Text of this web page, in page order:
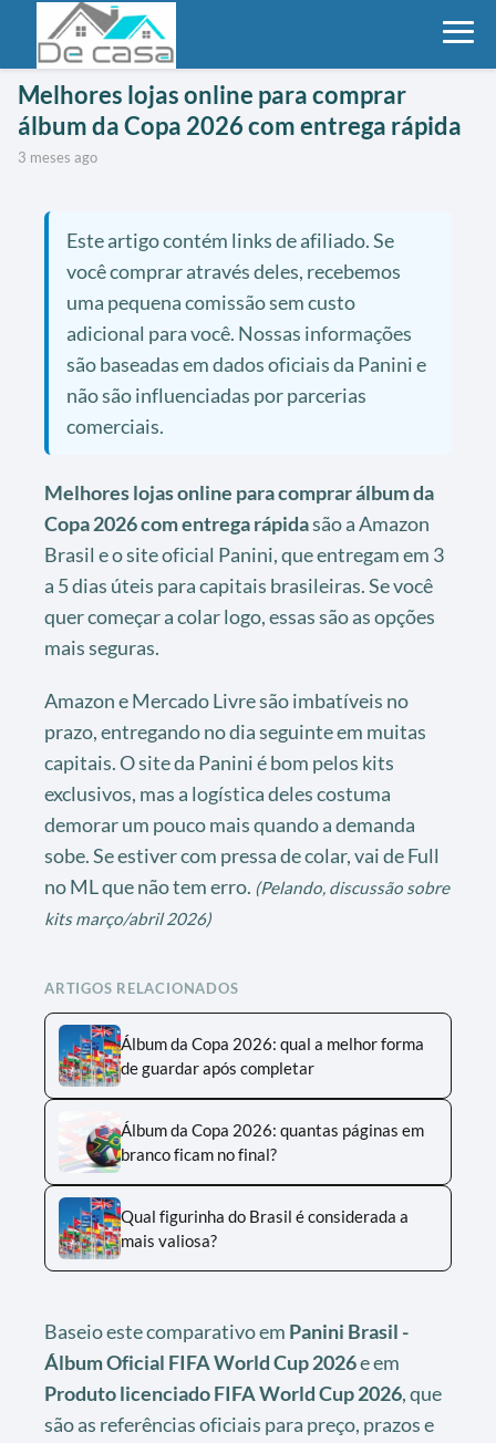
Melhores lojas online para comprar
álbum da Copa 2026 com entrega rápida
3 meses ago
Este artigo contém links de afiliado. Se
você comprar através deles, recebemos
uma pequena comissão sem custo
adicional para você. Nossas informações
são baseadas em dados oficiais da Panini e
não são influenciadas por parcerias
comerciais.
Melhores lojas online para comprar álbum da
Copa 2026 com entrega rápidasão a Amazon
Brasil e o site oficial Panini, que entregam em 3
a 5 dias úteis para capitais brasileiras. Se você
quer começar a colar logo, essas são as opções
mais seguras.
Amazon e Mercado Livre são imbatíveis no
prazo, entregando no dia seguinte em muitas
capitais. O site da Panini é bom pelos kits
exclusivos, mas a logística deles costuma
demorar um pouco mais quando a demanda
sobe. Se estiver com pressa de colar, vai de Full
no ML que não tem erro. (Pelando, discussão sobre
kits março/abril 2026)
ARTIGOS RELACIONADOS
Álbum da Copa 2026: qual a melhor forma
de guardar após completar
Álbum da Copa 2026: quantas páginas em
branco ficam no final?
Qual figurinha do Brasil é considerada a
mais valiosa?
Baseio este comparativo em Panini Brasil -
Álbum Oficial FIFA World Cup 2026e em
Produto licenciado FIFA World Cup 2026, que
são as referências oficiais para preço, prazos e